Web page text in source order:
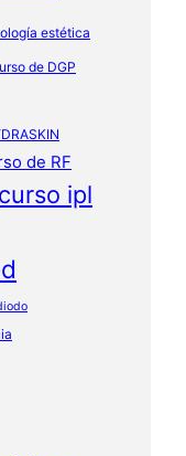
estética
de DGP
de RF
curso ipl